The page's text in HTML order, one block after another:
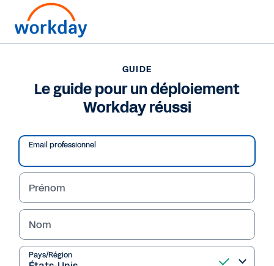
GUIDE
Le guide pour un déploiement Workday réussi
GUIDE
Le guide pour un déploiement
Workday réussi
Email professionnel
Prénom
Nom
Pays/Région